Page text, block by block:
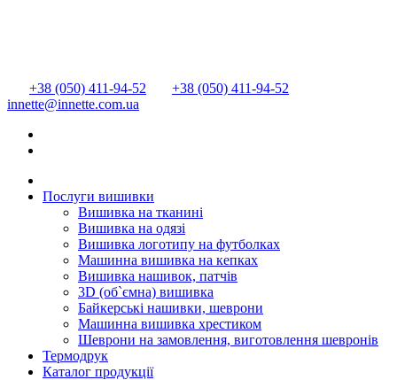
+38 (050) 411-94-52
+38 (050) 411-94-52
innette@innette.com.ua
Послуги вишивки
Вишивка на тканині
Вишивка на одязі
Вишивка логотипу на футболках
Машинна вишивка на кепках
Вишивка нашивок, патчів
3D (об`ємна) вишивка
Байкерські нашивки, шеврони
Машинна вишивка хрестиком
Шеврони на замовлення, виготовлення шевронів
Термодрук
Каталог продукції